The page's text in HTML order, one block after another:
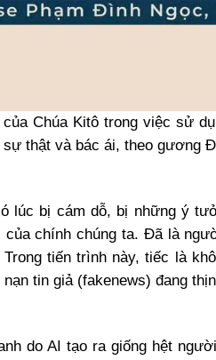
Chúa Kitô trong việc sử
thật và bác ái, theo gương
lúc bị cám dỗ, bị những ý
chính chúng ta. Đã là
tiến trình này, tiếc là
tin giả (fakenews) đang
do AI tạo ra giống hệt